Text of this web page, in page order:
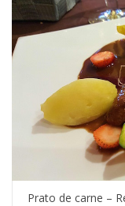
Prato de carne –